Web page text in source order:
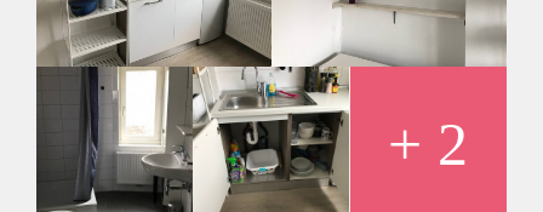
Tevens bevind zich in het pand nog een grote gezamenlijke
keuken die je mag delen met 2 medebewoners.
De gezamenlijke keuken is voorzien van kookplaat,
afzuigkap, wastafel met fontein en een koel/vrieskast de
wasmachine en droger waar je gebruik van mag maken
bevind zich in de kelder.
Uitvalswegen zijn makkelijk bereikbaar, openbaar vervoer is
om de hoek en universiteiten en Hogescholen zijn in de
+ 2